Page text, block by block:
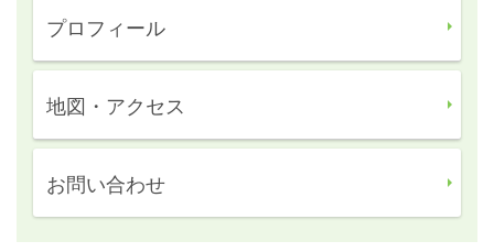
プロフィール
地図・アクセス
お問い合わせ